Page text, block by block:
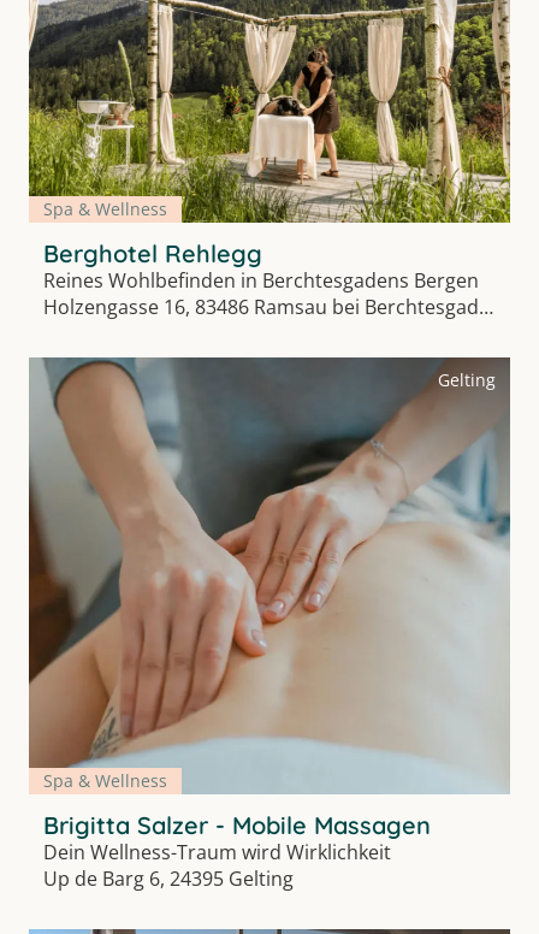
Spa & Wellness
Berghotel Rehlegg
Reines Wohlbefinden in Berchtesgadens Bergen
Holzengasse 16, 83486 Ramsau bei Berchtesgaden
Gelting
Spa & Wellness
Brigitta Salzer - Mobile Massagen
Dein Wellness-Traum wird Wirklichkeit
Up de Barg 6, 24395 Gelting